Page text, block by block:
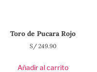
Toro de Pucara Rojo
S/249.90
Añadir al carrito